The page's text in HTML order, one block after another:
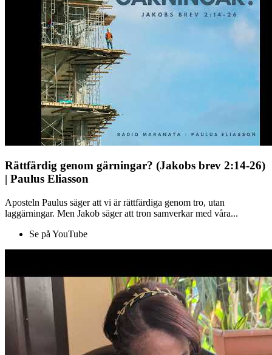
Rättfärdig genom gärningar? (Jakobs brev 2:14-26)
| Paulus Eliasson
Aposteln Paulus säger att vi är rättfärdiga genom tro, utan
laggärningar. Men Jakob säger att tron samverkar med våra...
Se på YouTube